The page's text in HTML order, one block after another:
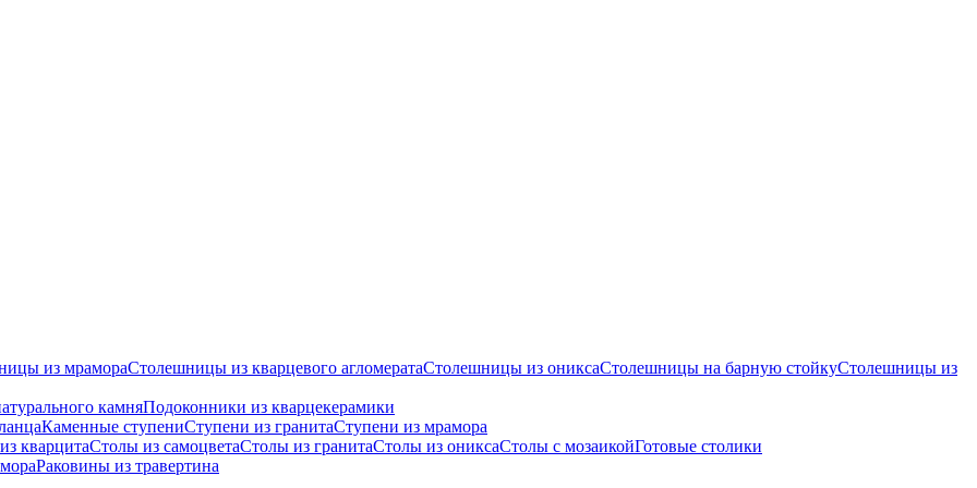
из мрамораСтолешницы из кварцевого агломератаCтолешницы из ониксаСтолешницы на барную стойкуСтолешницы из
камняПодоконники из кварцекерамики
Каменные ступениСтупени из гранитаСтупени из мрамора
кварцитаСтолы из самоцветаСтолы из гранитаСтолы из ониксаСтолы с мозаикойГотовые столики
Раковины из травертина